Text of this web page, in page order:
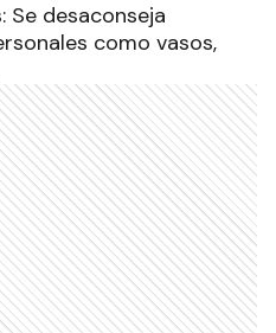
Se desaconseja
como vasos,